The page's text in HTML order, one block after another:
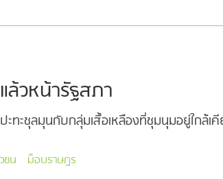
ล้วหน้ารัฐสภา
ทะชุลมุนกับกลุ่มเสื้อเหลืองที่ชุมนุมอยู่ใกล้
ชน
ม็อบราษฎร